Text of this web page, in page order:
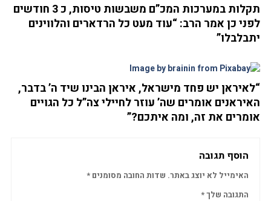
תקלות במערכות המכ”ם משבשות טיסות, כ 3 חודשים
לפני כן אמר הרב: “עוד מעט כל הרדארים והלווינים
יתבלבלו”
“לאיראן יש פחד מישראל, איראן הבינו שיד ה’ בדבר,
האיראנים אומרים שה’ עוזר לחיילי צה”ל כל הגויים
אומרים את זה, ומה איתכם?”
הוסף תגובה
האימייל לא יוצג באתר. שדות החובה מסומנים *
התגובה שלך*